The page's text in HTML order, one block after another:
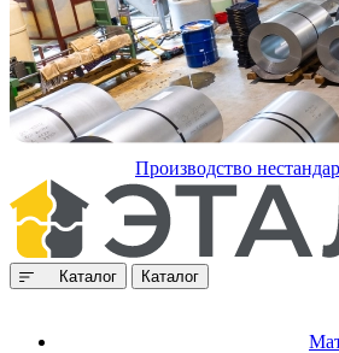
Производство
Каталог Каталог